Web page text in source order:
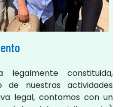
legalmente constituida,
de nuestras actividades
legal, contamos con un